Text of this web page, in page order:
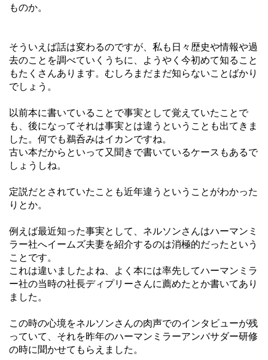
ものか。
そういえば話は変わるのですが、私も日々歴史や情報や過
去のことを調べていくうちに、ようやく今初めて知ること
もたくさんあります。むしろまだまだ知らないことばかり
でしょう。
以前本に書いていることで事実として覚えていたことで
も、後になってそれは事実とは違うということも出てきま
した。何でも鵜呑みはイカンですね。
古い本だからといって又聞きで書いているケースもあるで
しょうしね。
定説だとされていたことも近年違うということがわかった
りとか。
例えば最近知った事実として、ネルソンさんはハーマンミ
ラー社へイームズ夫妻を紹介するのは消極的だったという
ことです。
これは違いましたよね、よく本には率先してハーマンミラ
ー社の当時の社長ディプリーさんに薦めたとか書いてあり
ました。
この時の心境をネルソンさんの肉声でのインタビューが残
っていて、それを昨年のハーマンミラーアンバサダー研修
の時に聞かせてもらえました。